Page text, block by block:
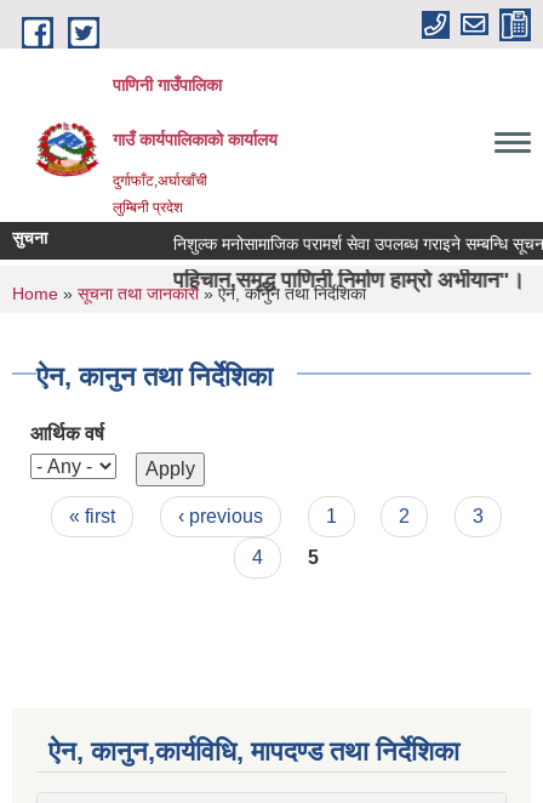
Skip to main content
पाणिनी गाउँपालिका
गाउँ कार्यपालिकाको कार्यालय
दुर्गाफाँट,अर्घाखाँची
लुम्बिनी प्रदेश
पहिचान,समृद्ध पाणिनी निर्माण हाम्रो अभीयान"।
सुचना निशुल्क मनोसामाजिक परामर्श सेवा उपलब्ध गराइने सम्बन्धि सूचना ।
You are here
Home » सूचना तथा जानकारी» ऐन, कानुन तथा निर्देशिका
ऐन, कानुन तथा निर्देशिका
आर्थिक वर्ष
Pages
« first ‹ previous 1 2
3
4
5
ऐन, कानुन,कार्यविधि, मापदण्ड तथा निर्देशिका